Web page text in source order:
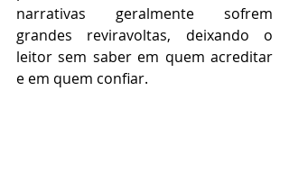
narrativas geralmente sofrem
grandes reviravoltas, deixando o
leitor sem saber em quem acreditar
e em quem confiar.